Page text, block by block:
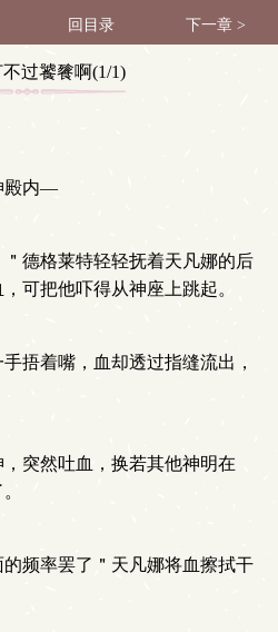
回目录 下一章 >
过饕餮啊(1/1)
殿内—
德格莱特轻轻抚着天凡娜的后
可把他吓得从神座上跳起。
捂着嘴，血却透过指缝流出，
突然吐血，换若其他神明在
频率罢了＂天凡娜将血擦拭干